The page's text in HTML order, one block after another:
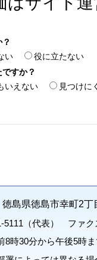
い
役に立たない
すか？
いえない 見つけに
島県徳島市幸町2丁
5111（代表） ファク
8時30分から午後5時